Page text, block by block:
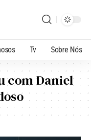
Tv Sobre Nós
com Daniel